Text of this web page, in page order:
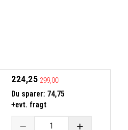
224,25 299,00
Du sparer: 74,75
+evt. fragt